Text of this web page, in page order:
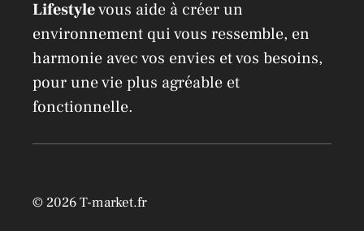
Lifestylevous aide à créer un
environnement qui vous ressemble, en
harmonie avec vos envies et vos besoins,
pour une vie plus agréable et
fonctionnelle.
© 2026 T-market.fr